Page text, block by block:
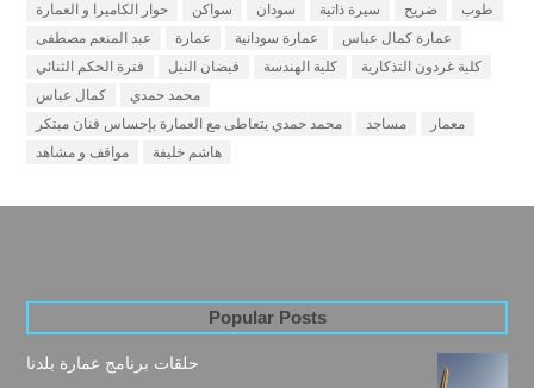
حوار الكاميرا و العمارة
سواكن سودان سيرة ذاتية ضريح
طوب
عبد المنعم مصطفى
عمارة عمارة سودانية
عمارة كمال عباس
فترة الحكم الثنائي
فيضان النيل كلية الهندسة
كلية غردون التذكارية
كمال عباس
محمد حمدي
محمد حمدي يتعاطى مع العمارة بإحساس فنان مبتكر
مساجد
معمار
مواقف و مشاهد
هاشم خليفة
Popular Posts
حلقات برنامج عمارة بلدنا